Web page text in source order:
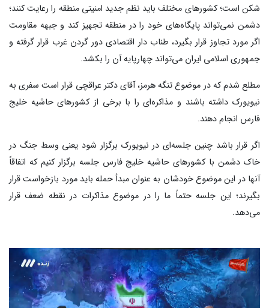
شکن است؛ کشورهای مختلف باید نظم جدید امنیتی منطقه را رعایت کنند؛
دشمن نمی‌تواند پایگاه‌های خود را در منطقه تجهیز کند و جبهه مقاومت
اگر مورد تجاوز قرار بگیرد، طناب دار اقتصادی دور گردن غرب قرار گرفته و
جمهوری اسلامی ایران می‌تواند چهارپایه آن را بکشد.
مطلع شدم که در موضوع تنگه هرمز، آقای دکتر عراقچی قرار است سفری به
نیویورک داشته باشند و مذاکره‌ای را با برخی از کشورهای حاشیه خلیج
فارس انجام دهند.
اگر قرار باشد چنین جلسه‌ای در نیویورک برگزار شود یعنی وسط جنگ در
خاک دشمن با کشورهای حاشیه خلیج فارس جلسه برگزار کنیم که اتفاقاً
آنها در این موضوع خودشان به عنوان مبدأ حمله باید مورد بازخواست قرار
بگیرند؛ این جلسه حتماً ما را در موضوع مذاکرات در نقطه ضعف قرار
می‌دهد.